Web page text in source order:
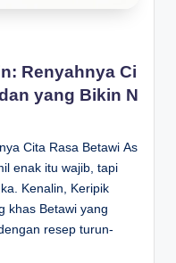
Renyahnya Ci
yang Bikin N
Cita Rasa Betawi As
enak itu wajib, tapi
Kenalin, Keripik
khas Betawi yang
resep turun-